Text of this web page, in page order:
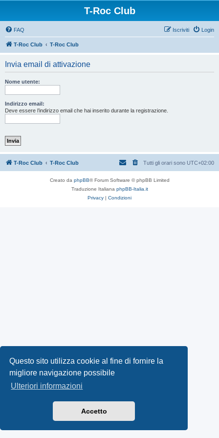
Questo sito utilizza cookie al fine di fornire la
migliore navigazione possibile
Ulteriori informazioni
Accetto
T-Roc Club
FAQ Login
Iscriviti
T-Roc Club T-Roc Club
Invia email di attivazione
Nome utente:
Indirizzo email:
Deve essere l’indirizzo email che hai inserito durante la registrazione.
T-Roc Club T-Roc Club Tutti gli orari sono UTC+02:00
Creato da phpBB® Forum Software © phpBB Limited
Traduzione Italiana phpBB-Italia.it
Privacy | Condizioni